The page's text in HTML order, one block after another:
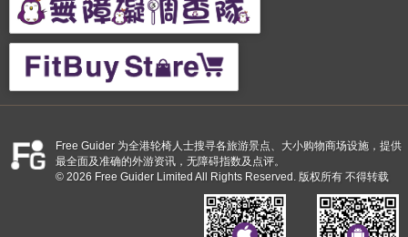
Free Guider 为全港轮椅人士搜寻各旅游景点、大小购物商场设施，提供
最全面及准确的外游资讯，无障碍指数及点评。
© 2026 Free Guider Limited All Rights Reserved. 版权所有 不得转载